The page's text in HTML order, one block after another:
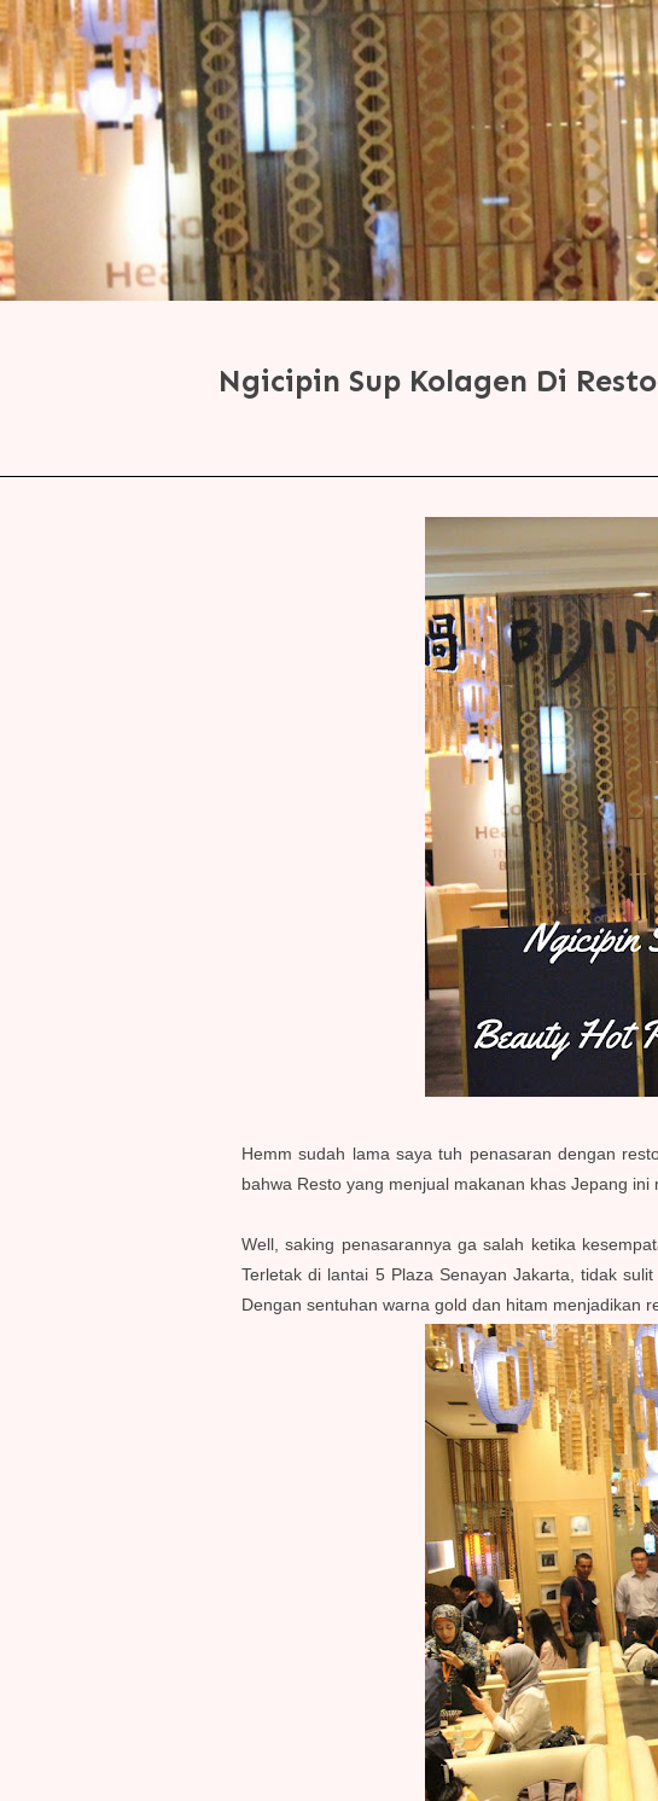
Ngicipin Sup Kolagen Di
Hemm sudah lama saya tuh penasaran dengan
bahwa Resto yang menjual makanan khas Jepang
Well, saking penasarannya ga salah ketika
Terletak di lantai 5 Plaza Senayan Jakarta, tidak
Dengan sentuhan warna gold dan hitam menjadikan